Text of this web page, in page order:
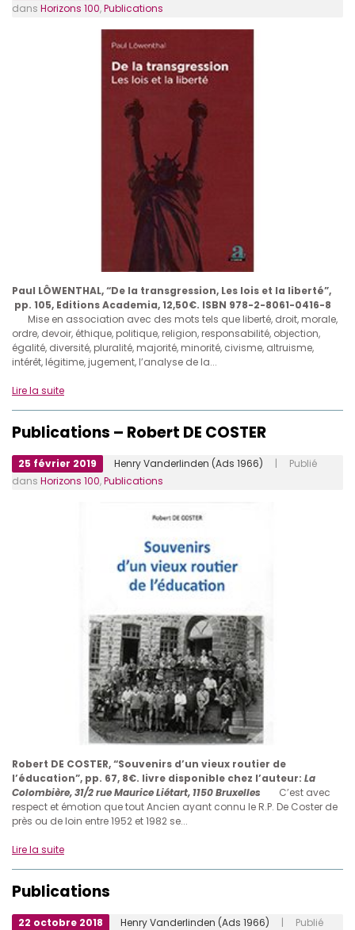
dans Horizons 100,Publications
Paul LÔWENTHAL, “De la transgression, Les lois et la liberté”,
pp. 105, Editions Academia, 12,50€. ISBN 978-2-8061-0416-8
Mise en association avec des mots tels que liberté, droit, morale,
ordre, devoir, éthique, politique, religion, responsabilité, objection,
égalité, diversité, pluralité, majorité, minorité, civisme, altruisme,
intérêt, légitime, jugement, l’analyse de la...
Lire la suite
Publications – Robert DE COSTER
25 février 2019 Henry Vanderlinden (Ads 1966) | Publié
dans Horizons 100,Publications
Robert DE COSTER, “Souvenirs d’un vieux routier de
l’éducation”, pp. 67, 8€. livre disponible chez l’auteur: La
Colombière, 31/2 rue Maurice Liétart, 1150 Bruxelles
C’est avec
respect et émotion que tout Ancien ayant connu le R.P. De Coster de
près ou de loin entre 1952 et 1982 se...
Lire la suite
Publications
22 octobre 2018 Henry Vanderlinden (Ads 1966) | Publié